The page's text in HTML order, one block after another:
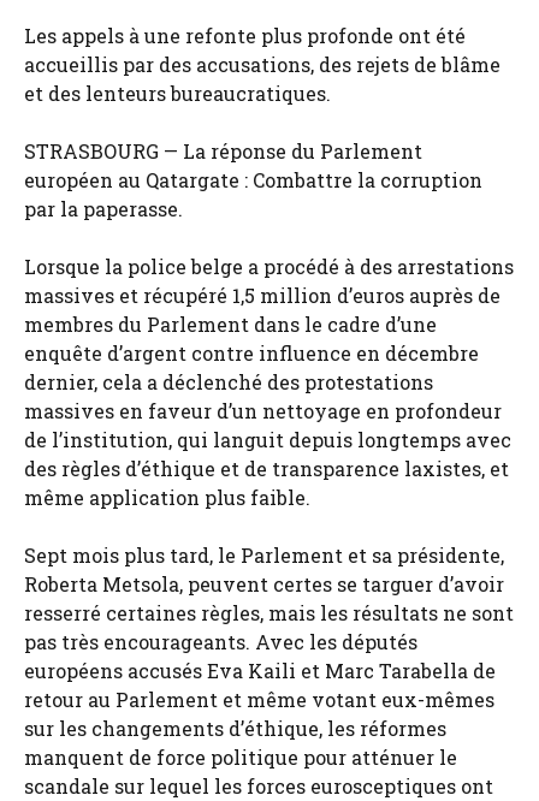
Les appels à une refonte plus profonde ont été
accueillis par des accusations, des rejets de blâme
et des lenteurs bureaucratiques.
STRASBOURG — La réponse du Parlement
européen au Qatargate : Combattre la corruption
par la paperasse.
Lorsque la police belge a procédé à des arrestations
massives et récupéré 1,5 million d’euros auprès de
membres du Parlement dans le cadre d’une
enquête d’argent contre influence en décembre
dernier, cela a déclenché des protestations
massives en faveur d’un nettoyage en profondeur
de l’institution, qui languit depuis longtemps avec
des règles d’éthique et de transparence laxistes, et
même application plus faible.
Sept mois plus tard, le Parlement et sa présidente,
Roberta Metsola, peuvent certes se targuer d’avoir
resserré certaines règles, mais les résultats ne sont
pas très encourageants. Avec les députés
européens accusés Eva Kaili et Marc Tarabella de
retour au Parlement et même votant eux-mêmes
sur les changements d’éthique, les réformes
manquent de force politique pour atténuer le
scandale sur lequel les forces eurosceptiques ont